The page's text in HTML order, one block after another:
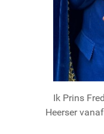
Ik Prins
Heerser